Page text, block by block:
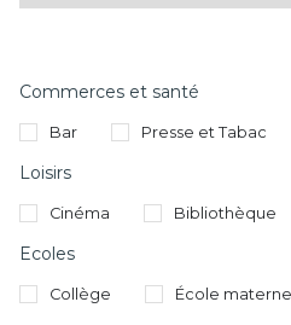
Commerces et santé
Bar Presse et Tabac
Loisirs
Cinéma Bibliothèque
Ecoles
Collège École